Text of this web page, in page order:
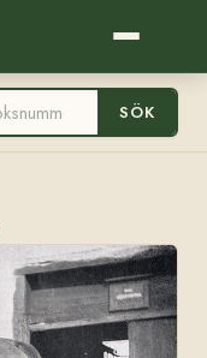
SÖK